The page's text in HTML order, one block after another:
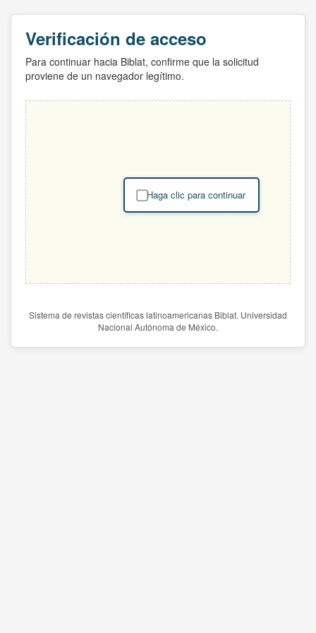
Verificación de acceso
Para continuar hacia Biblat, confirme que la solicitud
proviene de un navegador legítimo.
Haga clic para continuar
Sistema de revistas científicas latinoamericanas Biblat. Universidad
Nacional Autónoma de México.